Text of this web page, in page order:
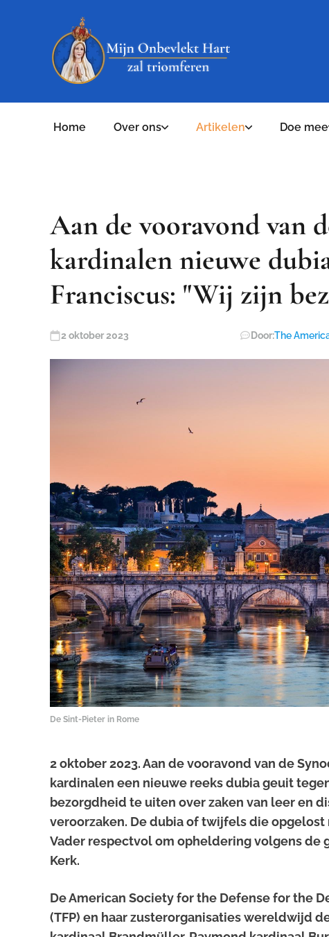
Home Over ons Artikelen Doe mee
Aan de vooravond van
kardinalen nieuwe
Franciscus: "Wij zijn
2 oktober 2023 Door:The
De Sint-Pieter in Rome
2 oktober 2023. Aan de vooravond van de
kardinalen een nieuwe reeksdubiageuit
bezorgdheid te uiten over zaken van leer en
veroorzaken. Dedubiaof twijfels die opgelost
Vader respectvol om opheldering volgens de
Kerk.
De American Society for the Defense for the
(TFP) en haar zusterorganisaties wereldwijd